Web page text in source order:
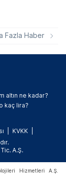
Fazla Haber
altın ne kadar?
kaç lira?
KVKK
A.Ş.
Hizmetleri A.Ş.